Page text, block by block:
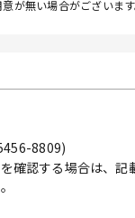
が無い場合がございます
8809)
確認する場合は、記